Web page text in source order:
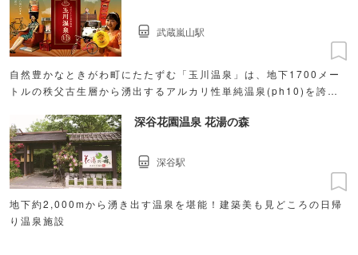
自然豊かなときがわ町にたたずむ「玉川温泉」は、地下1700メー
トルの秩父古生層から湧出するアルカリ性単純温泉(ph10)を誇る
武蔵嵐山駅
深谷花園温泉 花湯の森
地下約2,000mから湧き出す温泉を堪能！建築美も見どころの日帰
り温泉施設
深谷駅